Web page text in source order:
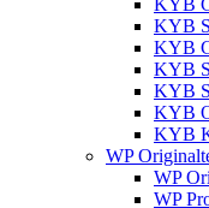
KYB
KYB
KYB
KYB
KYB
KYB
KYB
WP
WP
WP